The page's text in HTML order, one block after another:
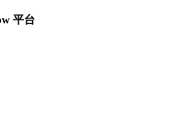
平台